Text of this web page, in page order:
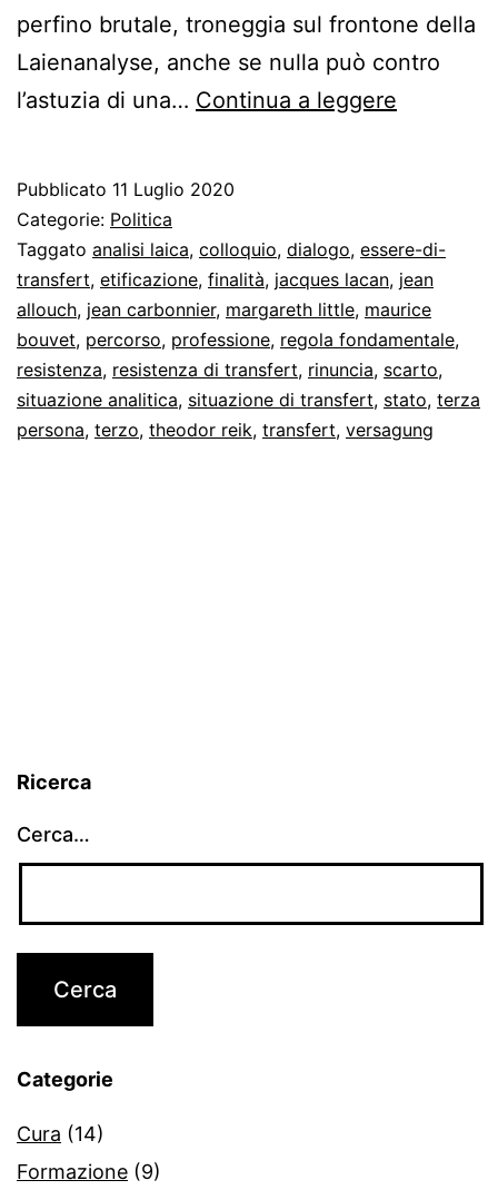
perfino brutale, troneggia sul frontone della
Laienanalyse, anche se nulla può contro
l’astuzia di una… Continua a leggere
tollera
terzi»
Pubblicato 11 Luglio 2020
Categorie: Politica
Taggato analisi laica, colloquio, dialogo, essere-di-
transfert, etificazione, finalità, jacques lacan, jean
allouch, jean carbonnier, margareth little, maurice
bouvet, percorso, professione, regola fondamentale,
resistenza, resistenza di transfert, rinuncia, scarto,
situazione analitica, situazione di transfert, stato, terza
persona, terzo, theodor reik, transfert, versagung
Ricerca
Cerca…
Categorie
Cura (14)
Formazione (9)